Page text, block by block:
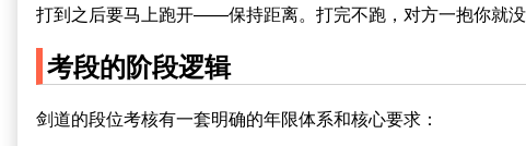
打到之后要马上跑开——保持距离。打完不跑，对方一抱你就没
考段的阶段逻辑
剑道的段位考核有一套明确的年限体系和核心要求：